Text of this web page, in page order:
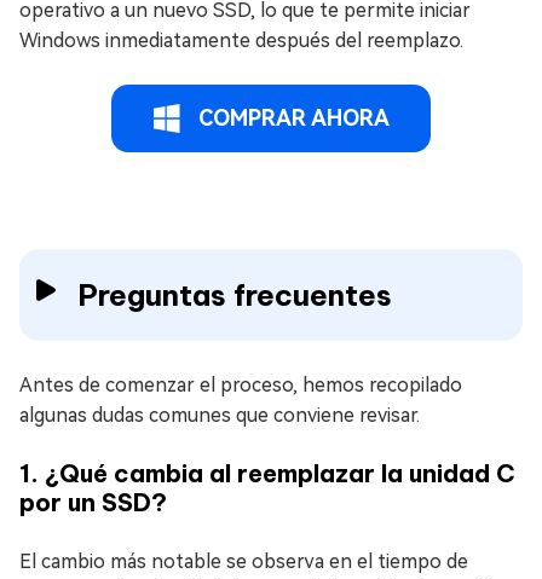
operativo a un nuevo SSD, lo que te permite iniciar
Windows inmediatamente después del reemplazo.
COMPRAR AHORA
Preguntas frecuentes
Antes de comenzar el proceso, hemos recopilado
algunas dudas comunes que conviene revisar.
1. ¿Qué cambia al reemplazar la unidad C
por un SSD?
El cambio más notable se observa en el tiempo de